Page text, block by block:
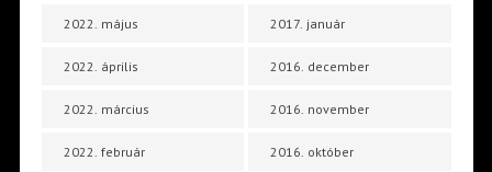
2022. május
2022. április
2022. március
2022. február
2017. január
2016. december
2016. november
2016. október